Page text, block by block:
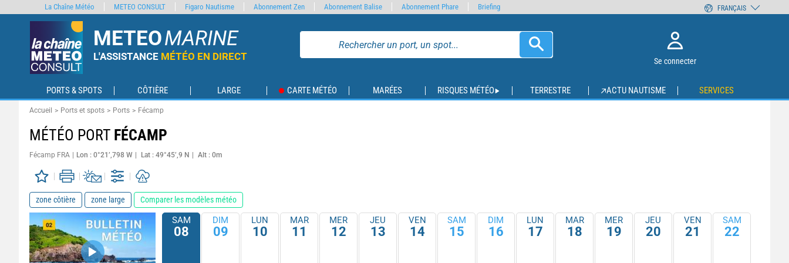
METEOMARINE
L'ASSISTANCE MÉTÉO EN DIRECT Se connecter
PORTS & SPOTS CÔTIÈRE LARGE CARTE MÉTÉO MARÉES RISQUES MÉTÉO TERRESTRE ACTU NAUTISME SERVICES
Accueil Ports et spots Ports Fécamp
MÉTÉO PORT FÉCAMP
Fécamp FRA Lon : 0°21’,798 W Lat : 49°45’,9 N Alt : 0m
zone côtière zone large Comparer les modèles météo
SAM
08
DIM
09
LUN
10
MAR
11
MER
12
JEU
13
VEN
14
SAM
15
DIM
16
LUN
17
MAR
18
MER
19
JEU
20
VEN
21
SAM
22
La Chaîne Météo METEO CONSULT Figaro Nautisme Abonnement Zen Abonnement Balise Abonnement Phare Briefing FRANÇAIS